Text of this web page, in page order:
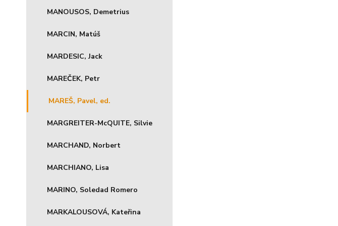
MANOUSOS, Demetrius
MARCIN, Matúš
MARDESIC, Jack
MAREČEK, Petr
MAREŠ, Pavel, ed.
MARGREITER-McQUITE, Silvie
MARCHAND, Norbert
MARCHIANO, Lisa
MARINO, Soledad Romero
MARKALOUSOVÁ, Kateřina